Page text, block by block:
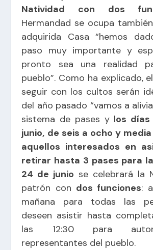
Natividad con dos
Hermandad se ocupa
adquirida Casa “hemos
paso muy importante y
pronto sea una realidad
pueblo”. Como ha explicado,
seguir con los cultos serán
del año pasado “vamos a
sistema de pases y los
junio, de seis a ocho y
aquellos interesados en
retirar hasta 3 pases para
24 de junio se celebrará la
patrón con dos funciones:
mañana para todas las
deseen asistir hasta
las 12:30 para
representantes del pueblo.